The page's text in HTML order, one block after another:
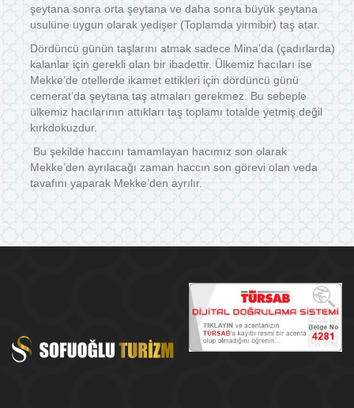
şeytana sonra orta şeytana ve daha sonra büyük şeytana
usulüne uygun olarak yedişer (Toplamda yirmibir) taş atar.
Dördüncü günün taşlarını atmak sadece Mina’da (çadırlarda)
kalanlar için gerekli olan bir ibadettir. Ülkemiz hacıları ise
Mekke’de otellerde ikamet ettikleri için dördüncü günü
cemerat’da şeytana taş atmaları gerekmez. Bu sebeple
ülkemiz hacılarının attıkları taş toplamı totalde yetmiş değil
kırkdokuzdur.
Bu şekilde haccını tamamlayan hacımız son olarak
Mekke’den ayrılacağı zaman haccın son görevi olan veda
tavafını yaparak Mekke’den ayrılır.